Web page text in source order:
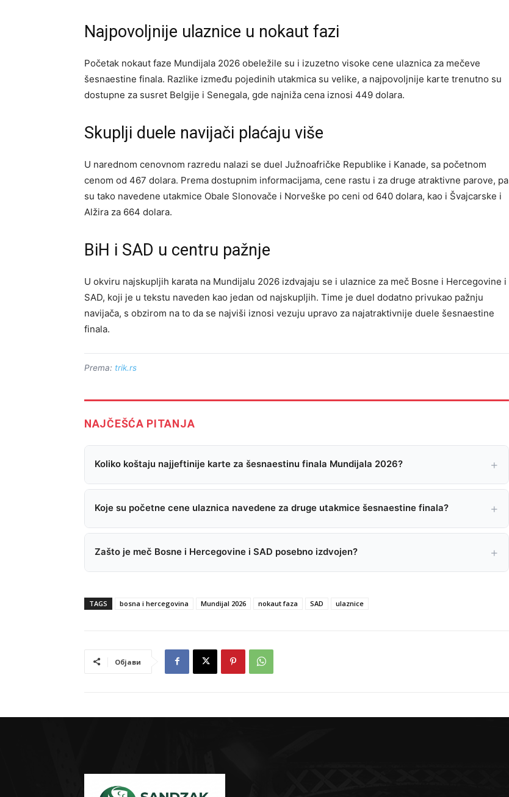
Najpovoljnije ulaznice u nokaut fazi
Početak nokaut faze Mundijala 2026 obeležile su i izuzetno visoke cene ulaznica za mečeve
šesnaestine finala. Razlike između pojedinih utakmica su velike, a najpovoljnije karte trenutno su
dostupne za susret Belgije i Senegala, gde najniža cena iznosi 449 dolara.
Skuplji duele navijači plaćaju više
U narednom cenovnom razredu nalazi se duel Južnoafričke Republike i Kanade, sa početnom
cenom od 467 dolara. Prema dostupnim informacijama, cene rastu i za druge atraktivne parove, pa
su tako navedene utakmice Obale Slonovače i Norveške po ceni od 640 dolara, kao i Švajcarske i
Alžira za 664 dolara.
BiH i SAD u centru pažnje
U okviru najskupljih karata na Mundijalu 2026 izdvajaju se i ulaznice za meč Bosne i Hercegovine i
SAD, koji je u tekstu naveden kao jedan od najskupljih. Time je duel dodatno privukao pažnju
navijača, s obzirom na to da se najviši iznosi vezuju upravo za najatraktivnije duele šesnaestine
finala.
Prema: trik.rs
NAJČEŠĆA PITANJA
Koliko koštaju najjeftinije karte za šesnaestinu finala Mundijala 2026?
Koje su početne cene ulaznica navedene za druge utakmice šesnaestine finala?
Zašto je meč Bosne i Hercegovine i SAD posebno izdvojen?
TAGS bosna i hercegovina Mundijal 2026 nokaut faza SAD ulaznice
Објави